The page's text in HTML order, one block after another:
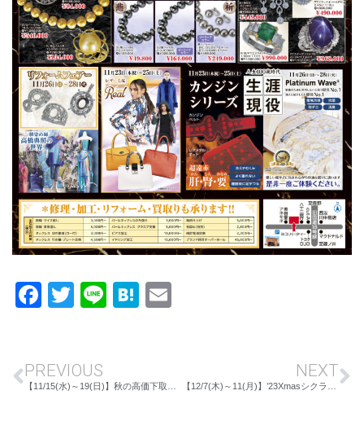
Facebook
Twitter
LineHatena
PREVIOUS NEXT